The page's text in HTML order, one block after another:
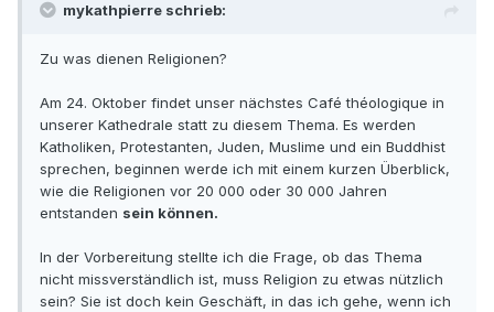
mykathpierre schrieb:
Zu was dienen Religionen?
Am 24. Oktober findet unser nächstes Café théologique in
unserer Kathedrale statt zu diesem Thema. Es werden
Katholiken, Protestanten, Juden, Muslime und ein Buddhist
sprechen, beginnen werde ich mit einem kurzen Überblick,
wie die Religionen vor 20 000 oder 30 000 Jahren
entstanden sein können.
In der Vorbereitung stellte ich die Frage, ob das Thema
nicht missverständlich ist, muss Religion zu etwas nützlich
sein? Sie ist doch kein Geschäft, in das ich gehe, wenn ich